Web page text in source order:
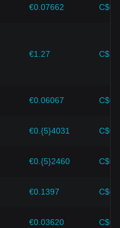
€0.07662
€1.27
€0.06067
€0.{5}4031
€0.{5}2460
€0.1397
€0.03620